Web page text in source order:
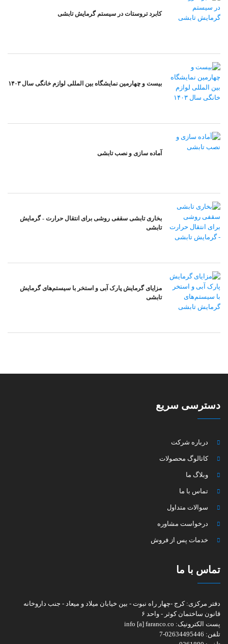
کابرد تروستات در سیستم گرمایش تابشی
بیست و چهارمین نمایشگاه بین المللی لوازم خانگی سال ۱۴۰۳
آماده سازی و نصب تابشی
بخاری تابشی سقفی روشی برای انتقال حرارت - گرمایش
تابشی
مزایای گرمایش پارک آبی و استخر با سیستم‌های گرمایش
تابشی
دسترسی سریع
درباره شرکت
کاتالوگ محصولات
وبلاگ ما
تماس با ما
سوالات متداول
درخواست مشاوره
خدمات پس از فروش
تماس با ما
دفتر مرکزی: کرج -چهار راه نبوت - بین خیابان میلاد و میعاد - جنب داروخانه
قانون ساختمان کوثر - واحد ۶
پست الکترونیک:
تلفن: